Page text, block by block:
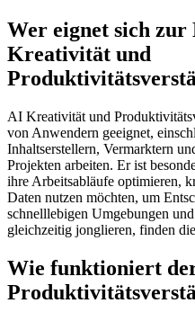
Wer eignet sich zur
Kreativität und
AI Kreativität und
von Anwendern geeignet,
Inhaltserstellern, Vermarktern
Projekten arbeiten. Er ist
ihre Arbeitsabläufe optimieren,
Daten nutzen möchten, um
schnelllebigen Umgebungen
gleichzeitig jonglieren, finden
Wie funktioniert